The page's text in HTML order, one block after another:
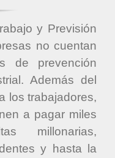
y Previsión
no cuentan
de prevención
Además del
los trabajadores,
a pagar miles
millonarias,
y hasta la